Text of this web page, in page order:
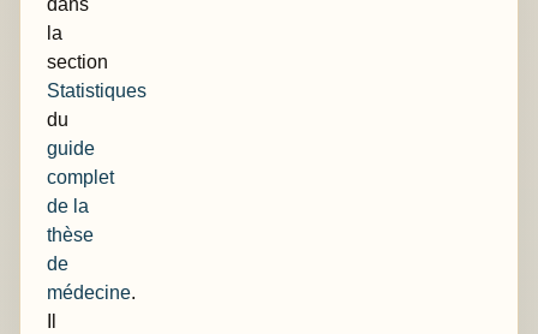
la
section
Statistiques
du
guide
complet
de la
thèse
de
médecine.
Il